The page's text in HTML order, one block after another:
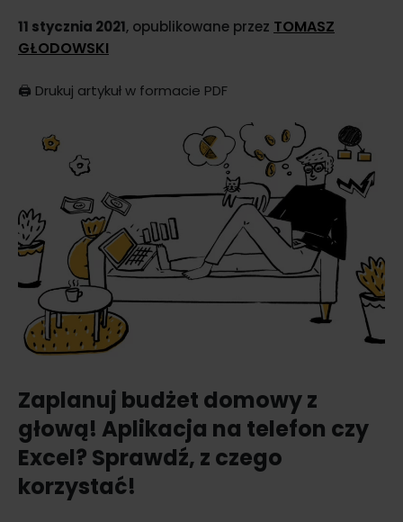
11 stycznia 2021, opublikowane przez TOMASZ
GŁODOWSKI
🖨️ Drukuj artykuł w formacie PDF
Zaplanuj budżet domowy z
głową! Aplikacja na telefon czy
Excel? Sprawdź, z czego
korzystać!